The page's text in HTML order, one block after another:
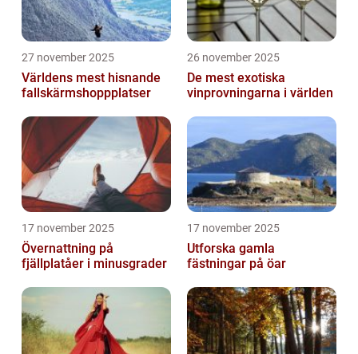
27 november 2025
Världens mest hisnande
fallskärmshoppplatser
26 november 2025
De mest exotiska
vinprovningarna i världen
17 november 2025
Övernattning på
fjällplatåer i minusgrader
17 november 2025
Utforska gamla
fästningar på öar